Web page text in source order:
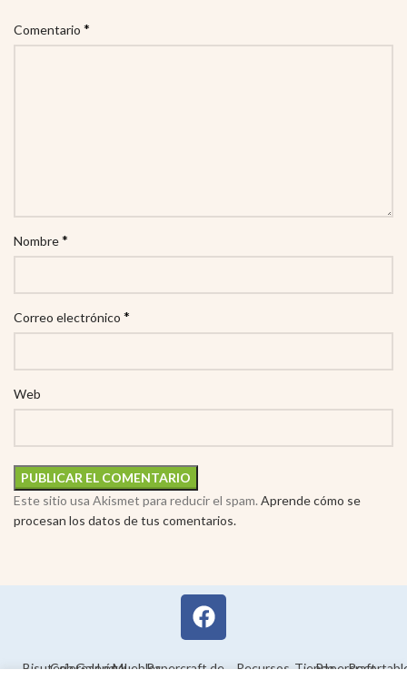
Comentario *
Nombre*
Correo electrónico *
Web
Este sitio usa Akismet para reducir el spam. Aprende cómo se
procesan los datos de tus comentarios.
BisuteríaColorear
Galería
LegalMueblesPapercraft de
Recursos TiendaPapercraft